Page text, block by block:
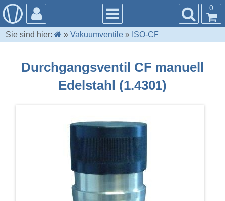
0
Sie sind hier: »Vakuumventile » ISO-CF
Durchgangsventil CF manuell
Edelstahl (1.4301)